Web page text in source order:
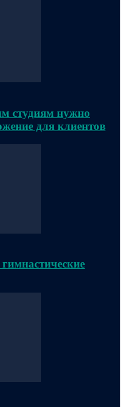
студиям нужно
для клиентов